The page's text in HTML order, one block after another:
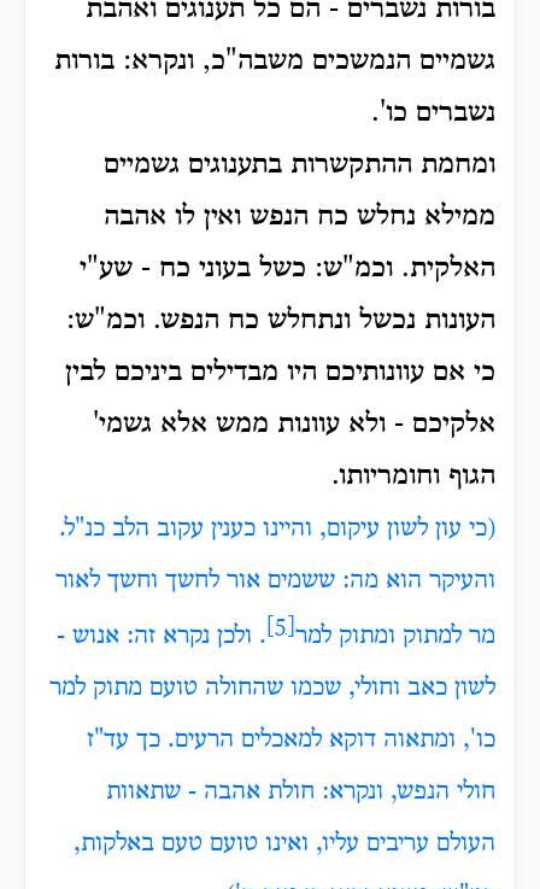
בורות נשברים - הם כל תענוגים ואהבת
גשמיים הנמשכים משבה"כ, ונקרא: בורות
נשברים כו'.
ומחמת ההתקשרות בתענוגים גשמיים
ממילא נחלש כח הנפש ואין לו אהבה
האלקית. וכמ"ש: כשל בעוני כח - שע"י
העונות נכשל ונתחלש כח הנפש. וכמ"ש:
כי אם עוונותיכם היו מבדילים ביניכם לבין
אלקיכם - ולא עוונות ממש אלא גשמי'
הגוף וחומריותו.
(כי עון לשון עיקום, והיינו כענין עקוב הלב כנ"ל.
והעיקר הוא מה: ששמים אור לחשך וחשך לאור
מר למתוק ומתוק למר . ולכן נקרא זה: אנוש -
לשון כאב וחולי, שכמו שהחולה טועם מתוק למר
כו', ומתאוה דוקא למאכלים הרעים. כך עד"ז
חולי הנפש, ונקרא: חולת אהבה - שתאוות
העולם עריבים עליו, ואינו טועם טעם באלקות,